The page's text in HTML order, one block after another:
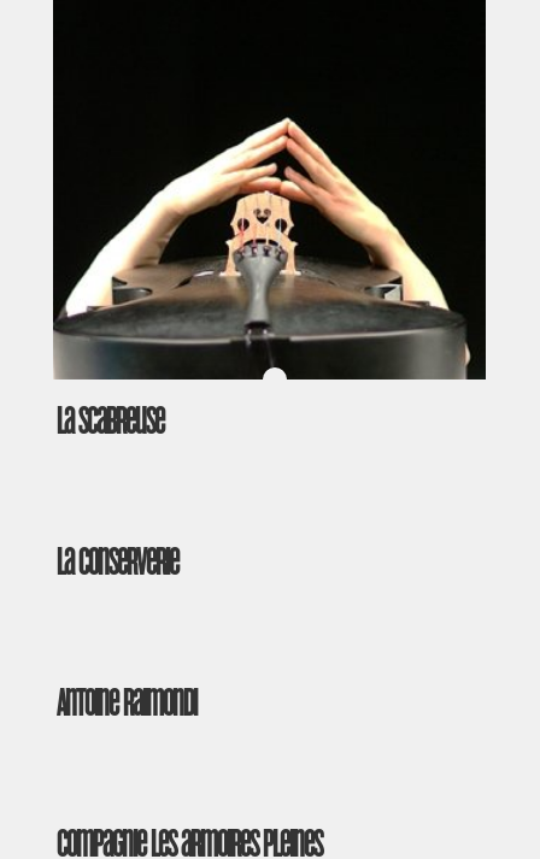
La Scabreuse
La Conserverie
Antoine Raimondi
Compagnie Les armoires pleines